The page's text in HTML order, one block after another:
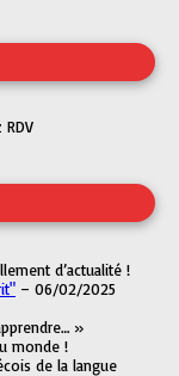
d’actualité !
– 06/02/2025
»
monde !
de la langue